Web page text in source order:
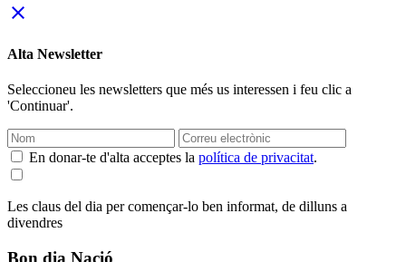
close
Alta Newsletter
Seleccioneu les newsletters que més us interessen i feu clic a
'Continuar'.
En donar-te d'alta acceptes la política de privacitat.
Les claus del dia per començar-lo ben informat, de dilluns a
divendres
Bon dia Nació